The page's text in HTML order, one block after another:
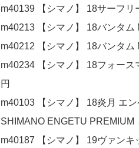
m40139 【シマノ】 18サーフ
m40213 【シマノ】 18バンタ
m40212 【シマノ】 18バンタ
m40234 【シマノ】 18フォー
円
m40103 【シマノ】 18炎月 エ
SHIMANO ENGETU PREMIUM
m40187 【シマノ】 19ヴァン